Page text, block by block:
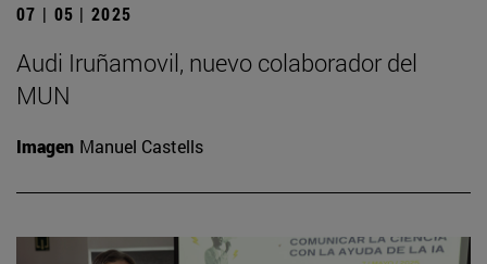
07 | 05 | 2025
Audi Iruñamovil, nuevo colaborador del
MUN
Imagen Manuel Castells